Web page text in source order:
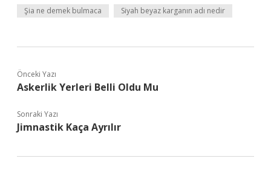
Şia ne demek bulmaca Siyah beyaz karganın adı nedir
Önceki Yazı
Askerlik Yerleri Belli Oldu Mu
Sonraki Yazı
Jimnastik Kaça Ayrılır